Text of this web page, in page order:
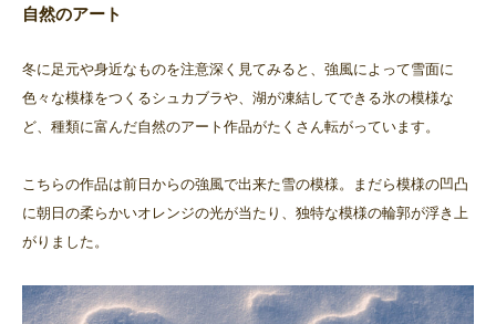
自然のアート
冬に足元や身近なものを注意深く見てみると、強風によって雪面に
色々な模様をつくるシュカブラや、湖が凍結してできる氷の模様な
ど、種類に富んだ自然のアート作品がたくさん転がっています。
こちらの作品は前日からの強風で出来た雪の模様。まだら模様の凹凸
に朝日の柔らかいオレンジの光が当たり、独特な模様の輪郭が浮き上
がりました。